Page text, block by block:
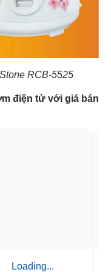
RCB-5525
điện tử với giá bán
Loading...